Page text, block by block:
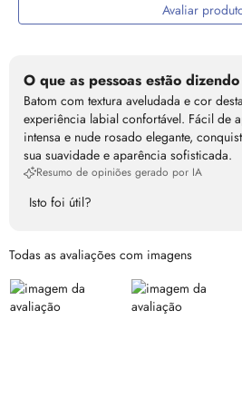
Avaliar
O que as pessoas estão dizendo
Batom com textura aveludada e cor
experiência labial confortável. Fácil de
intensa e nude rosado elegante,
sua suavidade e aparência sofisticada.
Resumo de opiniões gerado por IA
Isto foi útil?
Todas as avaliações com imagens